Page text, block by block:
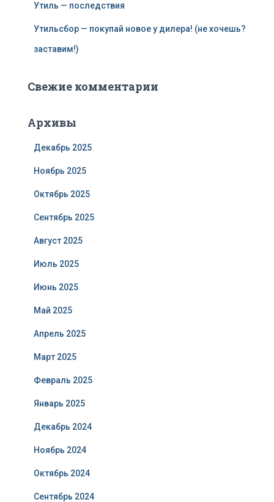
Утиль — последствия
Утильсбор — покупай новое у дилера! (не хочешь?
заставим!)
Свежие комментарии
Архивы
Декабрь 2025
Ноябрь 2025
Октябрь 2025
Сентябрь 2025
Август 2025
Июль 2025
Июнь 2025
Май 2025
Апрель 2025
Март 2025
Февраль 2025
Январь 2025
Декабрь 2024
Ноябрь 2024
Октябрь 2024
Сентябрь 2024